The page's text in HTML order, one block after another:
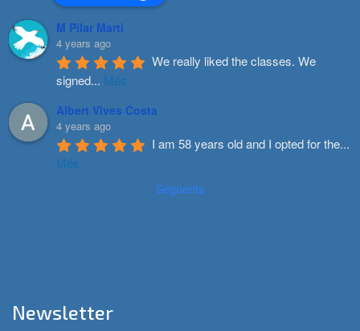
M Pilar Marti
4 years ago
We really liked the classes. We
signed... Més
Albert Vives Costa
4 years ago
I am 58 years old and I opted for the...
Més
Següents
Newsletter